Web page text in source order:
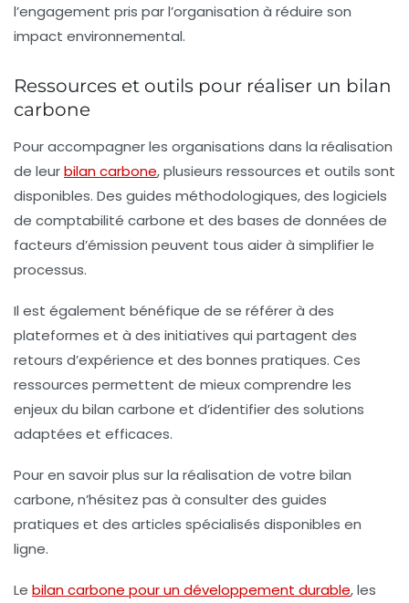
l’engagement pris par l’organisation à réduire son
impact environnemental.
Ressources et outils pour réaliser un bilan
carbone
Pour accompagner les organisations dans la réalisation
de leurbilan carbone, plusieurs ressources et outils sont
disponibles. Des guides méthodologiques, des logiciels
de comptabilité carbone et des bases de données de
facteurs d’émission peuvent tous aider à simplifier le
processus.
Il est également bénéfique de se référer à des
plateformes et à des initiatives qui partagent des
retours d’expérience et des bonnes pratiques. Ces
ressources permettent de mieux comprendre les
enjeux du bilan carbone et d’identifier des solutions
adaptées et efficaces.
Pour en savoir plus sur la réalisation de votre bilan
carbone, n’hésitez pas à consulter des guides
pratiques et des articles spécialisés disponibles en
ligne.
Le bilan carbone pour un développement durable, les